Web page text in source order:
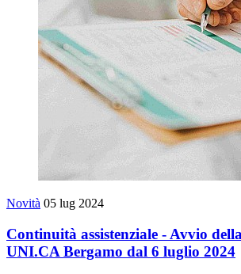
Novità 05 lug 2024
Continuità assistenziale - Avvio
UNI.CA Bergamo dal 6 luglio 2024